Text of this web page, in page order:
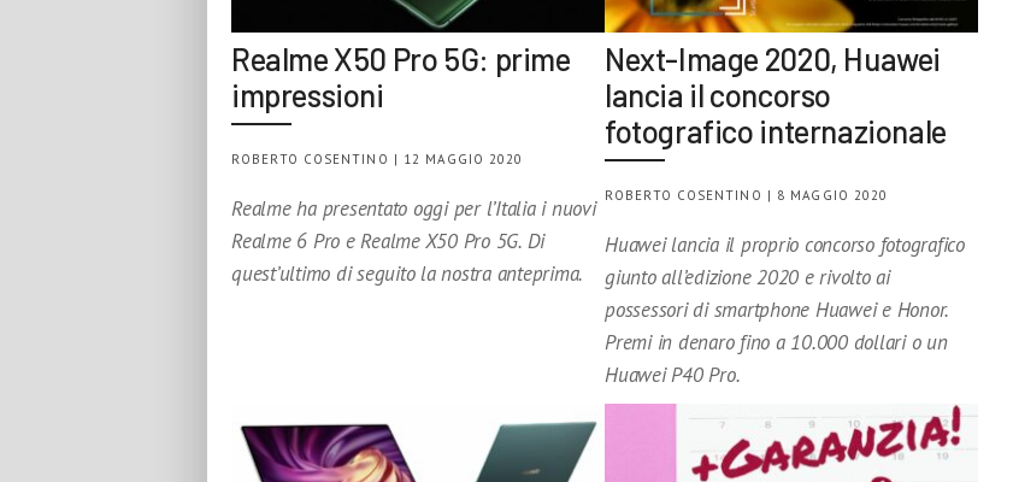
Realme X50 Pro 5G: prime
impressioni
ROBERTO COSENTINO | 12 MAGGIO 2020
Realme ha presentato oggi per l’Italia i nuovi
Realme 6 Pro e Realme X50 Pro 5G. Di
quest’ultimo di seguito la nostra anteprima.
Next-Image 2020, Huawei
lancia il concorso
fotografico internazionale
ROBERTO COSENTINO | 8 MAGGIO 2020
Huawei lancia il proprio concorso fotografico
giunto all’edizione 2020 e rivolto ai
possessori di smartphone Huawei e Honor.
Premi in denaro fino a 10.000 dollari o un
Huawei P40 Pro.